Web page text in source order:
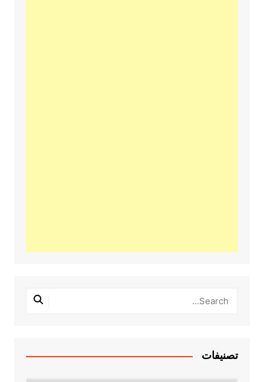
تصنيفات